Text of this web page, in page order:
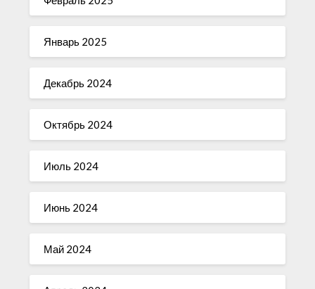
Январь 2025
Декабрь 2024
Октябрь 2024
Июль 2024
Июнь 2024
Май 2024